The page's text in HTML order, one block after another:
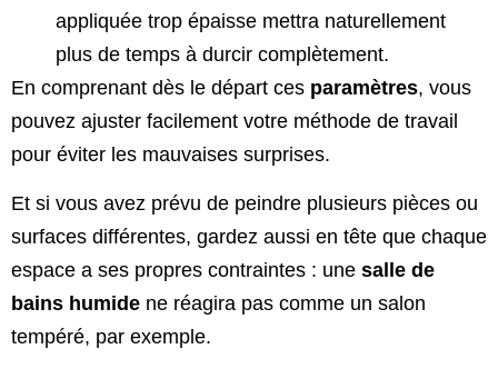
appliquée trop épaisse mettra naturellement
plus de temps à durcir complètement.
En comprenant dès le départ ces paramètres, vous
pouvez ajuster facilement votre méthode de travail
pour éviter les mauvaises surprises.
Et si vous avez prévu de peindre plusieurs pièces ou
surfaces différentes, gardez aussi en tête que chaque
espace a ses propres contraintes : une salle de
bains humide ne réagira pas comme un salon
tempéré, par exemple.